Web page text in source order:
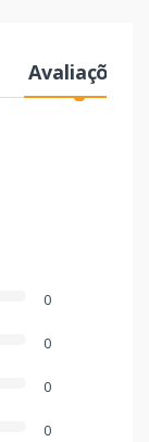
Avaliações
0
0
0
0